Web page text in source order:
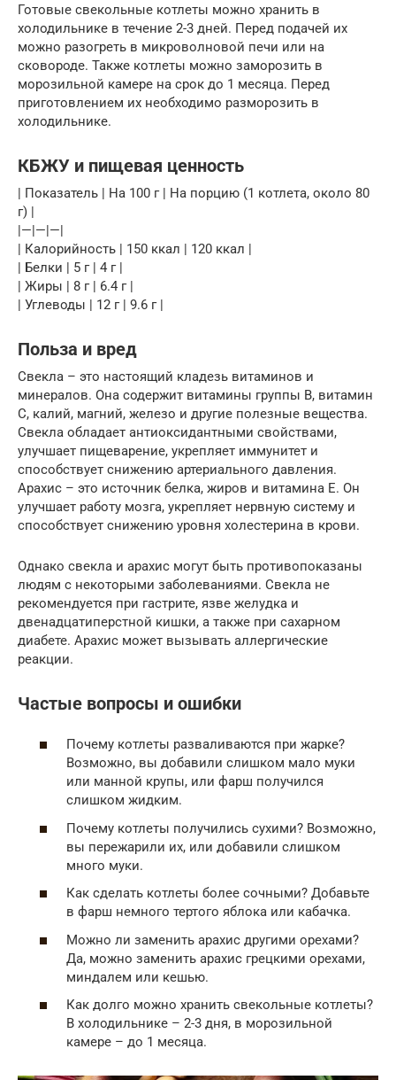
Готовые свекольные котлеты можно хранить в
холодильнике в течение 2-3 дней. Перед подачей их
можно разогреть в микроволновой печи или на
сковороде. Также котлеты можно заморозить в
морозильной камере на срок до 1 месяца. Перед
приготовлением их необходимо разморозить в
холодильнике.
КБЖУ и пищевая ценность
| Показатель | На 100 г | На порцию (1 котлета, около 80
г) |
|—|—|—|
| Калорийность | 150 ккал | 120 ккал |
| Белки | 5 г | 4 г |
| Жиры | 8 г | 6.4 г |
| Углеводы | 12 г | 9.6 г |
Польза и вред
Свекла – это настоящий кладезь витаминов и
минералов. Она содержит витамины группы B, витамин
C, калий, магний, железо и другие полезные вещества.
Свекла обладает антиоксидантными свойствами,
улучшает пищеварение, укрепляет иммунитет и
способствует снижению артериального давления.
Арахис – это источник белка, жиров и витамина E. Он
улучшает работу мозга, укрепляет нервную систему и
способствует снижению уровня холестерина в крови.
Однако свекла и арахис могут быть противопоказаны
людям с некоторыми заболеваниями. Свекла не
рекомендуется при гастрите, язве желудка и
двенадцатиперстной кишки, а также при сахарном
диабете. Арахис может вызывать аллергические
реакции.
Частые вопросы и ошибки
Почему котлеты разваливаются при жарке?
Возможно, вы добавили слишком мало муки
или манной крупы, или фарш получился
слишком жидким.
Почему котлеты получились сухими? Возможно,
вы пережарили их, или добавили слишком
много муки.
Как сделать котлеты более сочными? Добавьте
в фарш немного тертого яблока или кабачка.
Можно ли заменить арахис другими орехами?
Да, можно заменить арахис грецкими орехами,
миндалем или кешью.
Как долго можно хранить свекольные котлеты?
В холодильнике – 2-3 дня, в морозильной
камере – до 1 месяца.